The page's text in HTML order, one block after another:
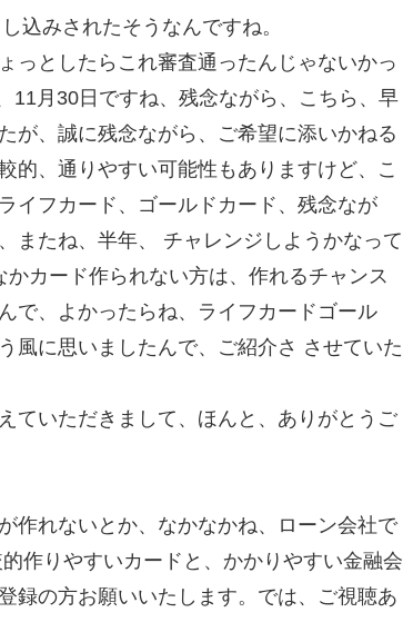
込みされたそうなんですね。
っとしたらこれ審査通ったんじゃないかっ
11月30日ですね、残念ながら、こちら、早
が、誠に残念ながら、ご希望に添いかねる
的、通りやすい可能性もありますけど、こ
イフカード、ゴールドカード、残念なが
またね、半年、 チャレンジしようかなって
カード作られない方は、作れるチャンス
で、よかったらね、ライフカードゴール
風に思いましたんで、ご紹介さ させていた
ていただきまして、ほんと、ありがとうご
作れないとか、なかなかね、ローン会社で
作りやすいカードと、かかりやすい金融会
録の方お願いいたします。では、ご視聴あ